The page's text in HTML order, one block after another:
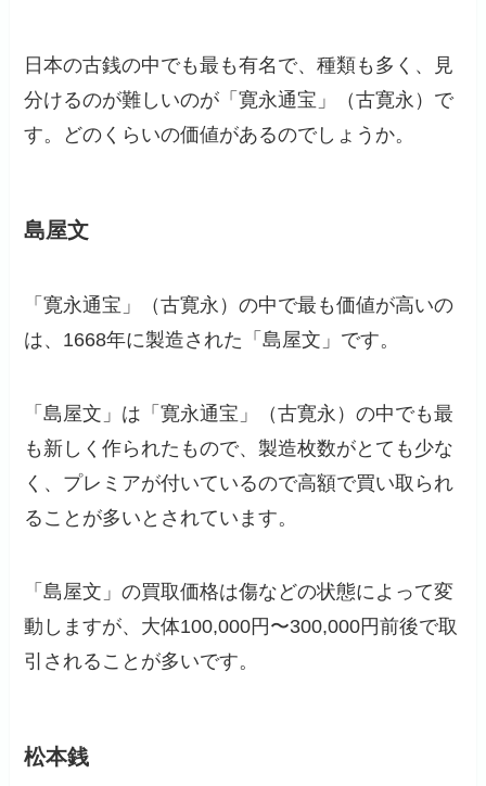
日本の古銭の中でも最も有名で、種類も多く、見
分けるのが難しいのが「寛永通宝」（古寛永）で
す。どのくらいの価値があるのでしょうか。
島屋文
「寛永通宝」（古寛永）の中で最も価値が高いの
は、1668年に製造された「島屋文」です。
「島屋文」は「寛永通宝」（古寛永）の中でも最
も新しく作られたもので、製造枚数がとても少な
く、プレミアが付いているので高額で買い取られ
ることが多いとされています。
「島屋文」の買取価格は傷などの状態によって変
動しますが、大体100,000円〜300,000円前後で取
引されることが多いです。
松本銭